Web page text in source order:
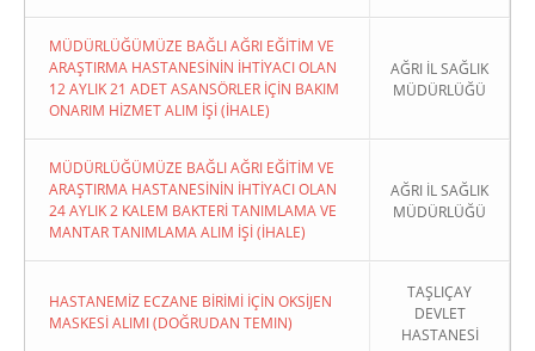
MÜDÜRLÜĞÜMÜZE BAĞLI AĞRI EĞİTİM VE
ARAŞTIRMA HASTANESİNİN İHTİYACI OLAN
12 AYLIK 21 ADET ASANSÖRLER İÇİN BAKIM
ONARIM HİZMET ALIM İŞİ (İHALE)
AĞRI İL SAĞLIK
MÜDÜRLÜĞÜ
MÜDÜRLÜĞÜMÜZE BAĞLI AĞRI EĞİTİM VE
ARAŞTIRMA HASTANESİNİN İHTİYACI OLAN
24 AYLIK 2 KALEM BAKTERİ TANIMLAMA VE
MANTAR TANIMLAMA ALIM İŞİ (İHALE)
AĞRI İL SAĞLIK
MÜDÜRLÜĞÜ
HASTANEMİZ ECZANE BİRİMİ İÇİN OKSİJEN
MASKESİ ALIMI (DOĞRUDAN TEMIN)
TAŞLIÇAY
DEVLET
HASTANESİ